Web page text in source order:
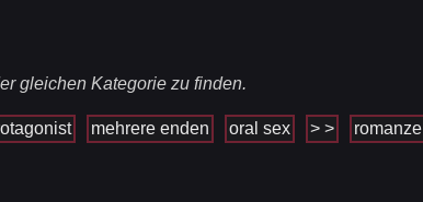
gleichen Kategorie zu finden.
mehrere enden oral sex > > romanze